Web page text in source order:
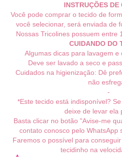
INSTRUÇÕES DE
Você pode comprar o tecido de
você selecionar, será enviada de
Nossas Tricolines possuem entre
CUIDANDO DO
Algumas dicas para lavagem e
Deve ser lavado a seco e
Cuidados na higienização: Dê
não
-
*Este tecido está indisponível?
deixe de levar ela
Basta clicar no botão "Avise-me
contato conosco pelo WhatsApp
Faremos o possível para
tecidinho na